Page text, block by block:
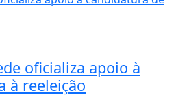
oficializa apoio à
à reeleição